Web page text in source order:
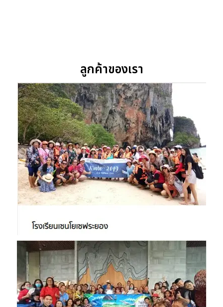
ลูกค้าของเรา